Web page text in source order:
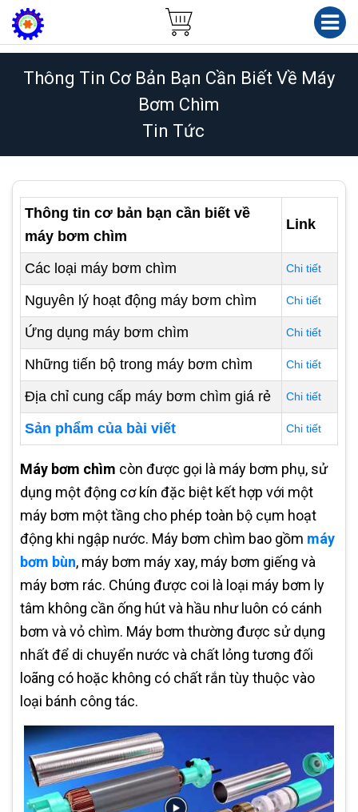
Thông Tin Cơ Bản Bạn Cần Biết Về Máy
Bơm Chìm
Tin Tức
Thông tin cơ bản bạn cần biết về
máy bơm chìm
Link
Các loại máy bơm chìm Chi tiết
Nguyên lý hoạt động máy bơm chìm Chi tiết
Ứng dụng máy bơm chìm Chi tiết
Những tiến bộ trong máy bơm chìm Chi tiết
Địa chỉ cung cấp máy bơm chìm giá rẻ Chi tiết
Sản phẩm của bài viết Chi tiết
Máy bơm chìm còn được gọi là máy bơm phụ, sử
dụng một động cơ kín đặc biệt kết hợp với một
máy bơm một tầng cho phép toàn bộ cụm hoạt
động khi ngập nước. Máy bơm chìm bao gồm máy
bơm bùn, máy bơm máy xay, máy bơm giếng và
máy bơm rác. Chúng được coi là loại máy bơm ly
tâm không cần ống hút và hầu như luôn có cánh
bơm và vỏ chìm. Máy bơm thường được sử dụng
nhất để di chuyển nước và chất lỏng tương đối
loãng có hoặc không có chất rắn tùy thuộc vào
loại bánh công tác.